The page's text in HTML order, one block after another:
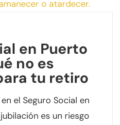
en Puerto
no es
tu retiro
el Seguro Social en
es un riesgo